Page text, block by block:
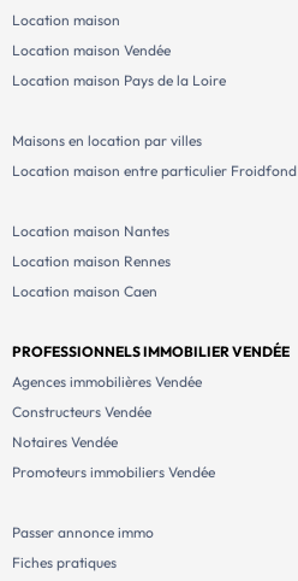
Location maison
Location maison Vendée
Location maison Pays de la Loire
Maisons en location par villes
Location maison entre particulier Froidfond
Location maison Nantes
Location maison Rennes
Location maison Caen
PROFESSIONNELS IMMOBILIER VENDÉE
Agences immobilières Vendée
Constructeurs Vendée
Notaires Vendée
Promoteurs immobiliers Vendée
Passer annonce immo
Fiches pratiques